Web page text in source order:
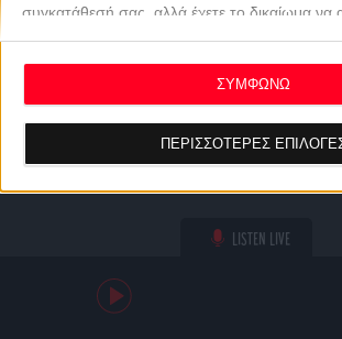
συγκατάθεσή σας, αλλά έχετε το δικαίωμα να
ανακαλέσετε τη συγκατάθεσή σας ανά πάσα
επιστρέφοντας σε αυτόν τον ιστότοπο και
κουμπί "Απορρήτου" στο κάτω μέρος της
ΠΕΡΙΣΣΟΤΕΡΕΣ
ΣΥΜΦΩΝΩ
LISTEN LIVE